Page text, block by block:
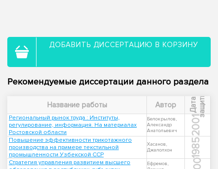
ДОБАВИТЬ ДИССЕРТАЦИЮ В КОРЗИНУ
Рекомендуемые диссертации данного раздела
Название работы Автор Д
а
т
а
з
а
щ
и
т ы
Региональный рынок труда : Институты,
регулирование, информация. На материалах
Ростовской области
Белокрылов,
Александр
Анатольевич
2001
Повышение эффективности трикотажного
производства на примере текстильной
промышленности Узбекской ССР
Хасанов,
Джалолхон
1985
Стратегия управления развитием высшего
Ефремов,